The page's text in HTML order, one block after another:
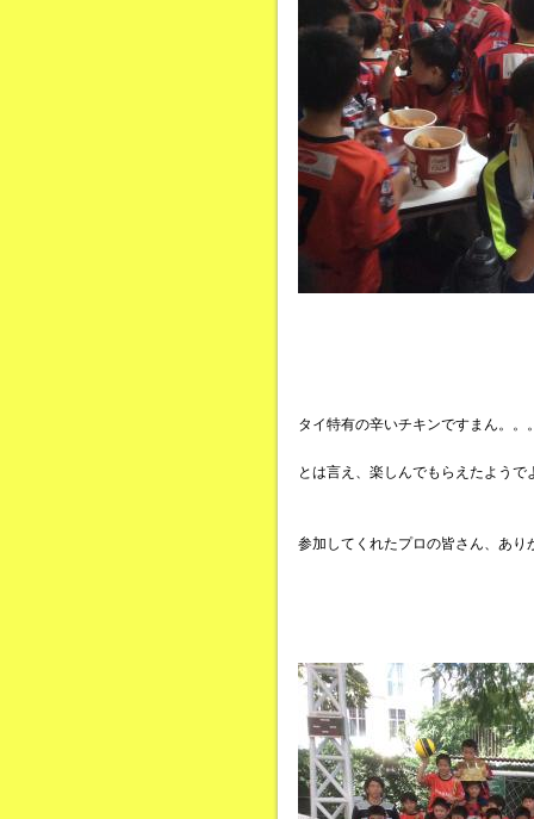
タイ特有の辛いチキンですまん。。
とは言え、楽しんでもらえたようで
参加してくれたプロの皆さん、あり